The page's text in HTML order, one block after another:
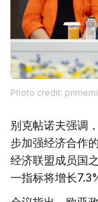
Photo credit:
别克帖诺夫强调
步加强经济合作
经济联盟成员国
一指标将增长